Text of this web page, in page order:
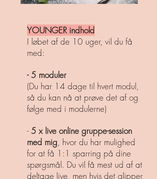
YOUNGER indhold
I løbet af de 10 uger, vil du få
med:
- 5 moduler
(Du har 14 dage til hvert modul,
så du kan nå at prøve det af og
følge med i modulerne)
-5 x live online gruppe-session
med mig, hvor du har mulighed
for at få 1:1 sparring på dine
spørgsmål. Du vil få mest ud af at
deltage live, men hvis det glipper